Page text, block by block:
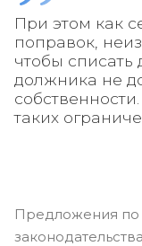
При этом как
поправок,
чтобы
должника не
таких
Предложения по